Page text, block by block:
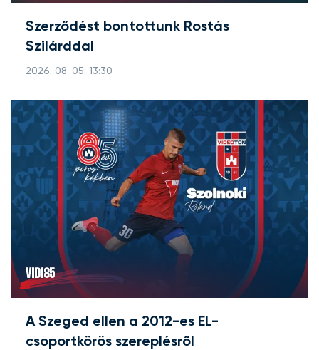
Szerződést bontottunk Rostás
Szilárddal
2026. 08. 05. 13:30
VIDI85
A Szeged ellen a 2012-es EL-
csoportkörös szereplésről